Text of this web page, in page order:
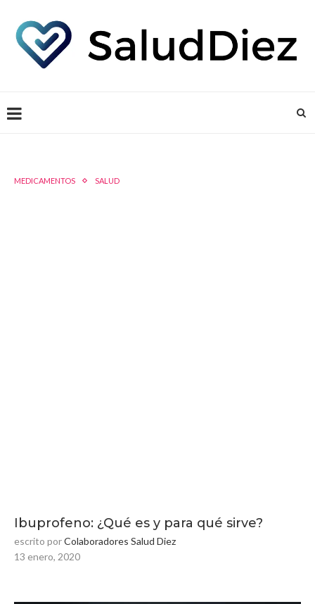
MEDICAMENTOS SALUD
Ibuprofeno: ¿Qué es y para qué sirve?
escrito porColaboradores Salud Diez
13 enero, 2020